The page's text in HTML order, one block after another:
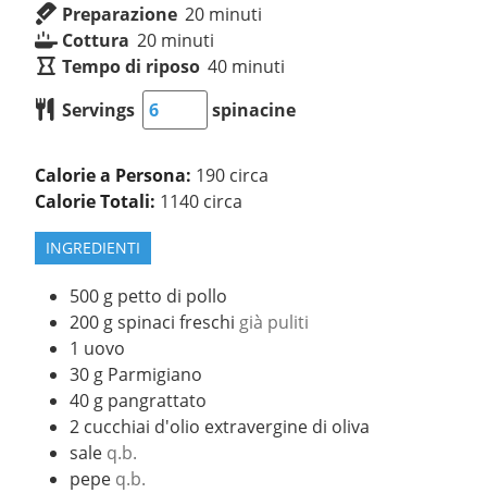
Preparazione 20 minuti
Cottura 20 minuti
Tempo di riposo 40 minuti
Servings
spinacine
Calorie a Persona: 190 circa
Calorie Totali: 1140 circa
INGREDIENTI
500 g petto di pollo
200 gspinaci freschi già puliti
1 uovo
30 g Parmigiano
40 g pangrattato
2 cucchiai d'olio extravergine di oliva
sale q.b.
pepe q.b.